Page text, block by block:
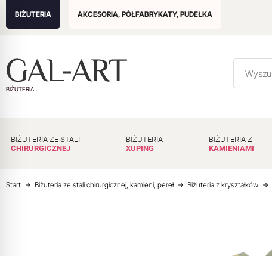
BIŻUTERIA AKCESORIA, PÓŁFABRYKATY, PUDEŁKA
BIŻUTERIA
BIŻUTERIA ZE STALI
CHIRURGICZNEJ
BIŻUTERIA
XUPING
BIŻUTERIA Z
KAMIENIAMI
Start Biżuteria ze stali chirurgicznej, kamieni, pereł Biżuteria z kryształków